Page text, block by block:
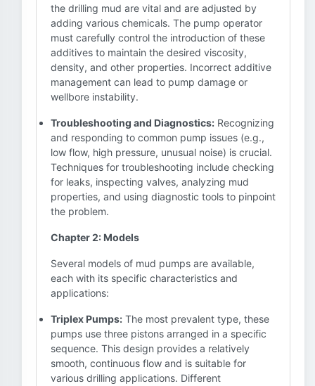
the drilling mud are vital and are adjusted by
adding various chemicals. The pump operator
must carefully control the introduction of these
additives to maintain the desired viscosity,
density, and other properties. Incorrect additive
management can lead to pump damage or
wellbore instability.
Troubleshooting and Diagnostics: Recognizing
and responding to common pump issues (e.g.,
low flow, high pressure, unusual noise) is crucial.
Techniques for troubleshooting include checking
for leaks, inspecting valves, analyzing mud
properties, and using diagnostic tools to pinpoint
the problem.
Chapter 2: Models
Several models of mud pumps are available,
each with its specific characteristics and
applications:
Triplex Pumps: The most prevalent type, these
pumps use three pistons arranged in a specific
sequence. This design provides a relatively
smooth, continuous flow and is suitable for
various drilling applications. Different